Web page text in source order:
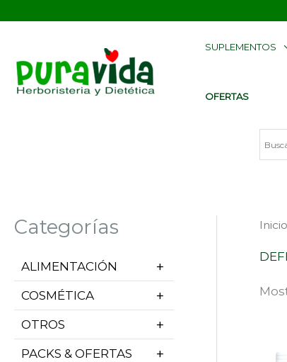
SUPLEMENTOS
OFERTAS
Categorías
ALIMENTACIÓN
COSMÉTICA
OTROS
PACKS & OFERTAS
Inicio